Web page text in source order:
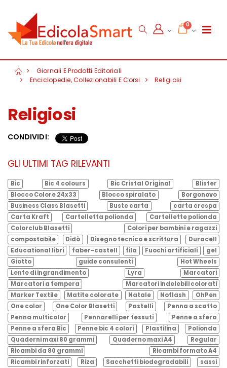
0
Giornali E Prodotti Editoriali
Enciclopedie, Collezionabili E Corsi
Religiosi
Religiosi
CONDIVIDI:
GLI ULTIMI TAG RILEVANTI
Bic Bic 4 colours Bic Cristal Original
Blister
Blocco Colore 24x33
Blocco spiralato
Borgonovo
Business Class Blasetti
Buste carta
carta crespa
Carta Kraft
Cartelletta polionda
Cartellette polionda
Colorclub Blasetti
Colori per bambini e ragazzi
compostabile
Didò Disegno tecnico e scrittura
Duracell
Educational libri
faber-castell fila Fuochi artificiali
gel
Giotto
guide consulenti
Hot Wheels
Lente di ingrandimento
Lyra
Marcatori
Marcatori a tempera
Marcatori indelebili colorati
Marker Textile
Matite colorate Natale Noflash
OhPen
One color
One Color Blasetti Pastelli
Penna a scatto
Penna multicolor
Pennarelli per tessuti
Penne a sfera
Penne a sfera Bic
Penne bic 4 colori Plastilina
Polionda
Quaderni maxi 80 grammi
Quaderno maxi A4
Regular
Ricambi da 80 grammi
Ricambi formato A4
Ricambi rinforzati
Riza Sacchetti biodegradabili
sassi